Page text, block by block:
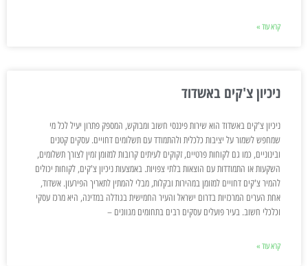
קרא עוד »
ניכיון צ'קים באשדוד
ניכיון צ'קים באשדוד הוא שירות פיננסי חשוב ומבוקש, המספק פתרון יעיל לכל מי
שמחפש לשמור על יציבות כלכלית ולהתמודד עם תשלומים דחויים. עסקים קטנים
ובינוניים, כמו גם לקוחות פרטיים, זקוקים לעיתים קרובות למזומן זמין לצורך תשלומים,
השקעות או התמודדות עם הוצאות בלתי צפויות. באמצעות ניכיון צ'קים, לקוחות יכולים
להמיר צ'קים דחויים למזומן במהירות ובקלות, מבלי להמתין לתאריך הפירעון. אשדוד,
אחת הערים המרכזיות בדרום ישראל והעיר החמישית בגודלה במדינה, היא מרכז עסקי
וכלכלי חשוב. בעיר פועלים עסקים רבים בתחומים מגוונים –
קרא עוד »